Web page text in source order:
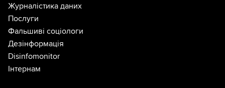
Журналістика даних
Послуги
Фальшиві соціологи
Дезінформація
Disinfomonitor
Інтернам